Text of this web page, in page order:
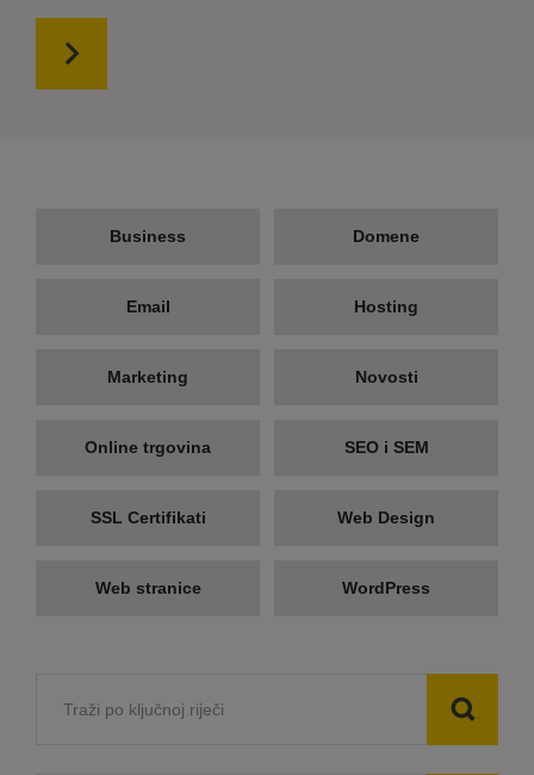
Business Domene
Email Hosting
Marketing Novosti
Online trgovina SEO i SEM
SSL Certifikati Web Design
Web stranice WordPress
